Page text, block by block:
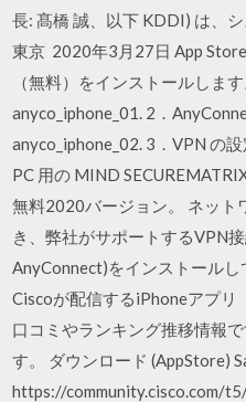
長: 髙橋 誠、以下 KDDI) は、
東京 2020年3月27日 App
（無料）をインストールしま
anyco_iphone_01. 2．
anyco_iphone_02. 3．VPN の
PC 用の MIND
無料2020バージョン。 ネット
き、弊社がサポートするVPN
AnyConnect)をインストールし
Ciscoが配信するiPhoneアプリ
口コミやランキング推移情報
す。 ダウンロード (AppStore)
https://community.cisco.com/